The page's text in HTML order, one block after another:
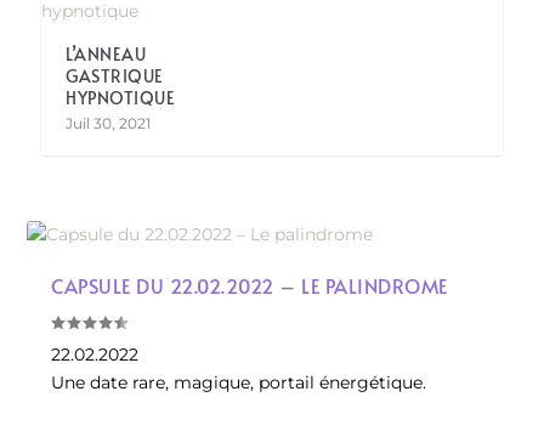
L’ANNEAU
GASTRIQUE
HYPNOTIQUE
Juil 30, 2021
CAPSULE DU 22.02.2022 – LE PALINDROME
22.02.2022
Une date rare, magique, portail énergétique.